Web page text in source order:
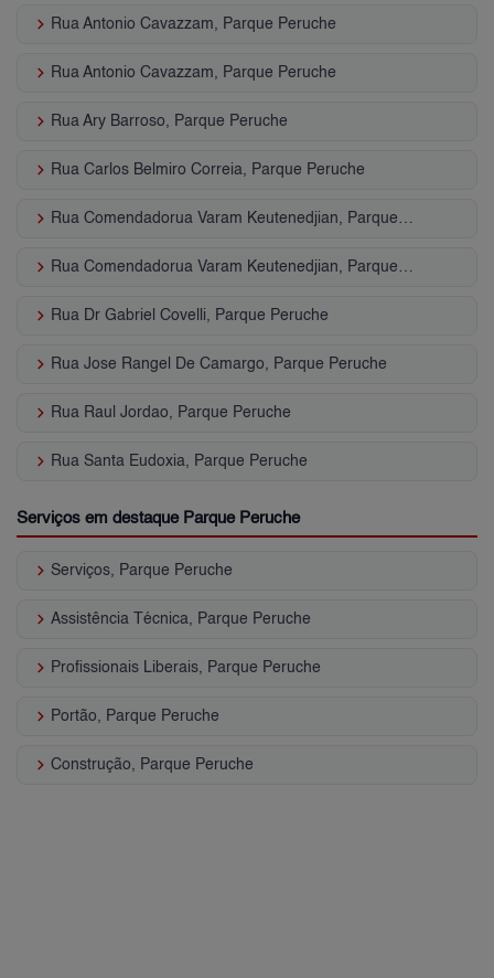
keyboard_arrow_right Rua Antonio Cavazzam, Parque Peruche
keyboard_arrow_right Rua Antonio Cavazzam, Parque Peruche
keyboard_arrow_right Rua Ary Barroso, Parque Peruche
keyboard_arrow_right Rua Carlos Belmiro Correia, Parque Peruche
keyboard_arrow_right Rua Comendadorua Varam Keutenedjian, Parque Peruche
keyboard_arrow_right Rua Comendadorua Varam Keutenedjian, Parque Peruche
keyboard_arrow_right Rua Dr Gabriel Covelli, Parque Peruche
keyboard_arrow_right Rua Jose Rangel De Camargo, Parque Peruche
keyboard_arrow_right Rua Raul Jordao, Parque Peruche
keyboard_arrow_right Rua Santa Eudoxia, Parque Peruche
Serviços em destaque Parque Peruche
keyboard_arrow_right Serviços, Parque Peruche
keyboard_arrow_right Assistência Técnica, Parque Peruche
keyboard_arrow_right Profissionais Liberais, Parque Peruche
keyboard_arrow_right Portão, Parque Peruche
keyboard_arrow_right Construção, Parque Peruche